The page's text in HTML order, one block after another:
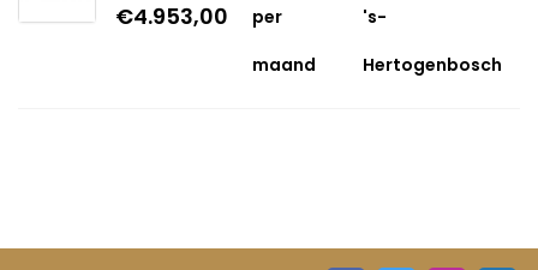
€4.953,00
per
maand
's-
Hertogenbosch